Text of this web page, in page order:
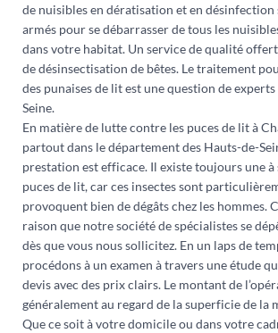
de nuisibles en dératisation et en
armés pour se débarrasser de tous les
dans votre habitat. Un service de qualité
de désinsectisation de bêtes. Le traitement
des punaises de lit est une question de
Seine.
En matière de lutte contre les puces de lit à
partout dans le département des Hauts-de-
prestation est efficace. Il existe toujours une à
puces de lit, car ces insectes sont
provoquent bien de dégâts chez les hommes.
raison que notre société de spécialistes se
dès que vous nous sollicitez. En un laps de
procédons à un examen à travers une étude
devis avec des prix clairs. Le montant de
généralement au regard de la superficie de la
Que ce soit à votre domicile ou dans votre